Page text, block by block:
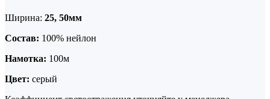
Ширина: 25, 50мм
Состав: 100% нейлон
Намотка: 100м
Цвет: серый